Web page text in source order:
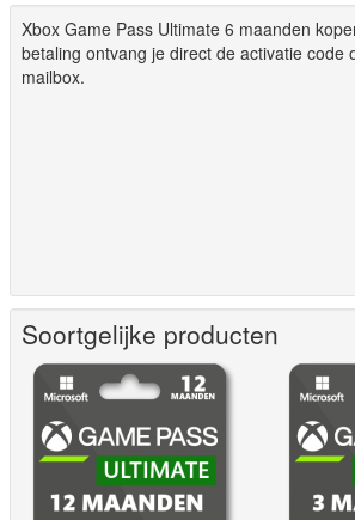
Xbox Game Pass Ultimate 6 maanden
betaling ontvang je direct de activatie code
mailbox.
Soortgelijke producten